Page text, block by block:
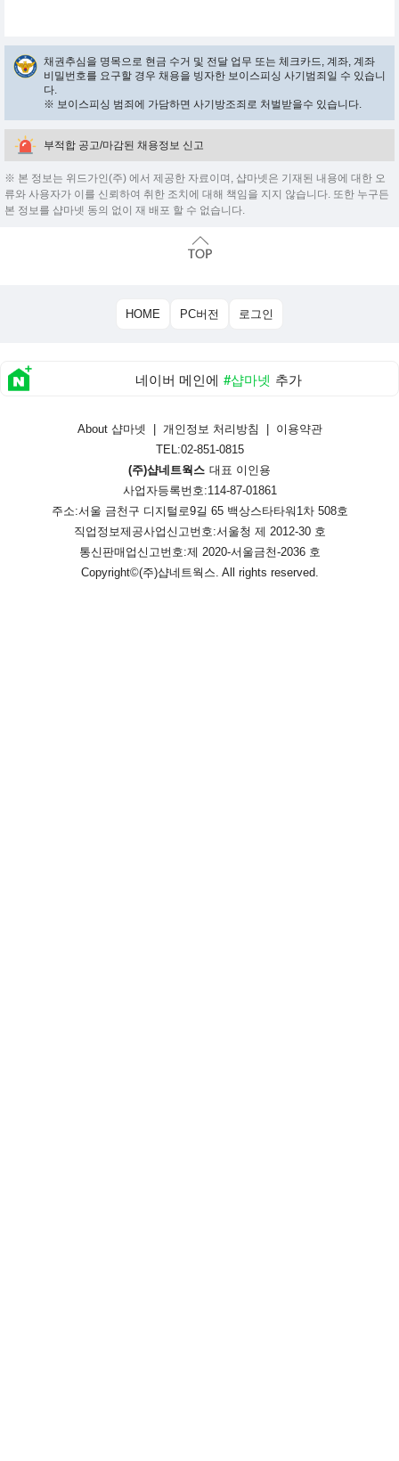
채권추심을 명목으로 현금 수거 및 전달 업무 또는 체크카드, 계좌, 계좌
비밀번호를 요구할 경우 채용을 빙자한 보이스피싱 사기범죄일 수 있습니
다.
※ 보이스피싱 범죄에 가담하면 사기방조죄로 처벌받을수 있습니다.
부적합 공고/마감된 채용정보 신고
※ 본 정보는 위드가인(주) 에서 제공한 자료이며, 샵마넷은 기재된 내용에 대한 오
류와 사용자가 이를 신뢰하여 취한 조치에 대해 책임을 지지 않습니다. 또한 누구든
본 정보를 샵마넷 동의 없이 재 배포 할 수 없습니다.
HOME PC버전 로그인
네이버 메인에 #샵마넷 추가
About 샵마넷 개인정보 처리방침
이용약관
TEL:02-851-0815
(주)샵네트웍스 대표 이인용
사업자등록번호:114-87-01861
주소:서울 금천구 디지털로9길 65 백상스타타워1차 508호
직업정보제공사업신고번호:서울청 제 2012-30 호
통신판매업신고번호:제 2020-서울금천-2036 호
Copyright©(주)샵네트웍스. All rights reserved.